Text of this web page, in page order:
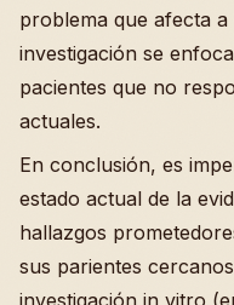
problema que afecta
investigación se
pacientes que no
actuales.
En conclusión, es
estado actual de la
hallazgos
sus parientes
investigación in vitro